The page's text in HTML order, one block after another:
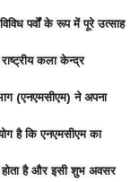
पर्वों के रूप में पूरे उत्साह
कला केन्द्र
(एनएमसीएम) ने अपना
है कि एनएमसीएम का
होता है और इसी शुभ अवसर